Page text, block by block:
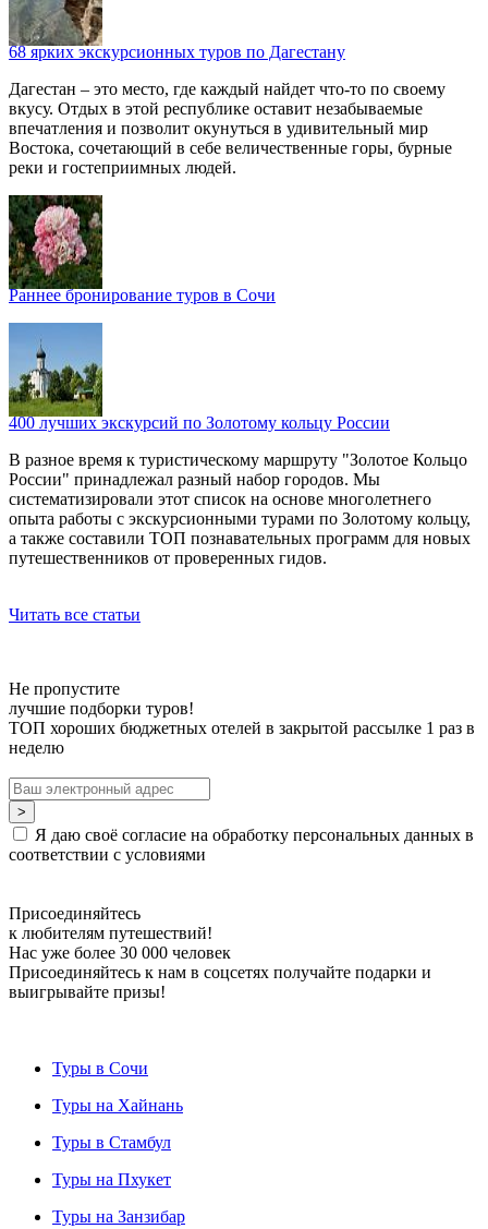
68 ярких экскурсионных туров по Дагестану
Дагестан – это место, где каждый найдет что-то по своему
вкусу. Отдых в этой республике оставит незабываемые
впечатления и позволит окунуться в удивительный мир
Востока, сочетающий в себе величественные горы, бурные
реки и гостеприимных людей.
Раннее бронирование туров в Сочи
400 лучших экскурсий по Золотому кольцу России
В разное время к туристическому маршруту "Золотое Кольцо
России" принадлежал разный набор городов. Мы
систематизировали этот список на основе многолетнего
опыта работы с экскурсионными турами по Золотому кольцу,
а также составили ТОП познавательных программ для новых
путешественников от проверенных гидов.
Читать все статьи
Не пропустите
лучшие подборки туров!
ТОП хороших бюджетных отелей в закрытой рассылке 1 раз в
неделю
Я даю своё согласие на обработку персональных данных в
соответствии с условиями
Присоединяйтесь
к любителям путешествий!
Нас уже более 30 000 человек
Присоединяйтесь к нам в соцсетях получайте подарки и
выигрывайте призы!
Туры в Сочи
Туры на Хайнань
Туры в Стамбул
Туры на Пхукет
Туры на Занзибар